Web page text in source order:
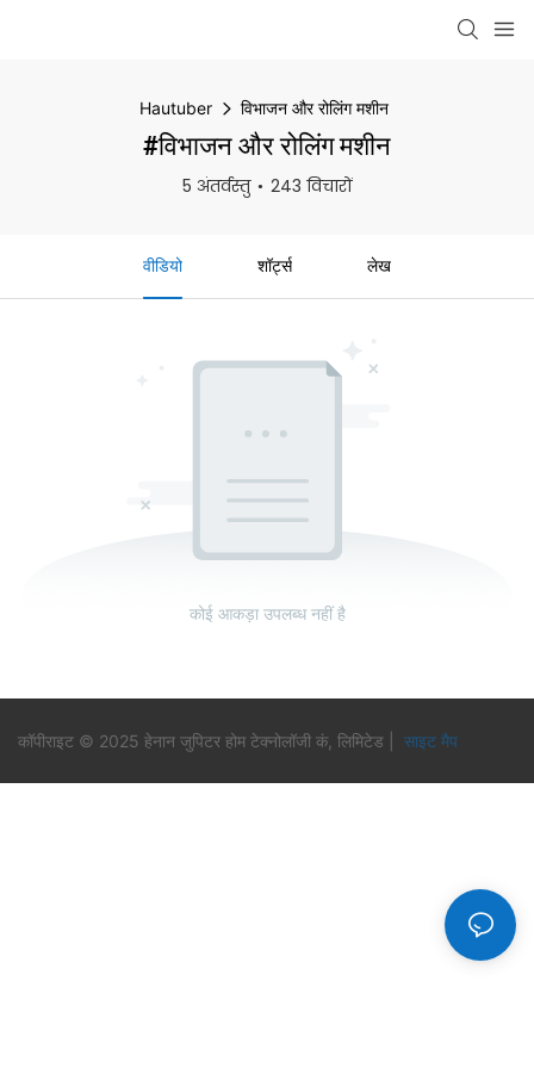
Hautuber विभाजन और रोलिंग मशीन
#विभाजन और रोलिंग मशीन
5 अंतर्वस्तु 243 विचारों
वीडियो शॉर्ट्स लेख
कोई आकड़ा उपलब्ध नहीं है
कॉपीराइट © 2025 हेनान जुपिटर होम टेक्नोलॉजी कं, लिमिटेड | साइट मैप